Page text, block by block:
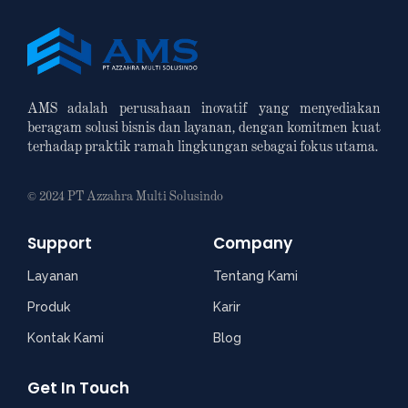
AMS adalah perusahaan inovatif yang menyediakan
beragam solusi bisnis dan layanan, dengan komitmen kuat
terhadap praktik ramah lingkungan sebagai fokus utama.
© 2024 PT Azzahra Multi Solusindo
Support
Layanan
Produk
Kontak Kami
Company
Tentang Kami
Karir
Blog
Get In Touch